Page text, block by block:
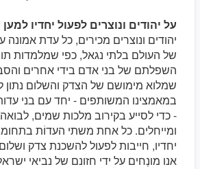
על יהודים ונוצרים לפעול יחדיו למען
יהודים ונוצרים מכירים, כל עדת אמונה
של העולם בלתי נגאל, כפי שמלמדות
השפלתם של בני אדם בידי אחרים
שמלוא מימושם של הצדק והשלום נתון
במאמצינו המשותפים - יחד עם בני
- כדי לסייע בקירוב מלכות שמים, לבואה
ומייחלים. כל אחת משתי העדוֹת
יחדיו, חייבות לפעול להשכנת צדק
אנו מונְחים על ידי חזונם של נביאי